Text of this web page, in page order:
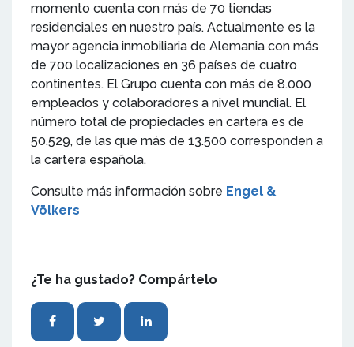
momento cuenta con más de 70 tiendas
residenciales en nuestro país. Actualmente es la
mayor agencia inmobiliaria de Alemania con más
de 700 localizaciones en 36 países de cuatro
continentes. El Grupo cuenta con más de 8.000
empleados y colaboradores a nivel mundial. El
número total de propiedades en cartera es de
50.529, de las que más de 13.500 corresponden a
la cartera española.
Consulte más información sobre Engel &
Völkers
¿Te ha gustado? Compártelo